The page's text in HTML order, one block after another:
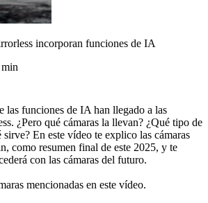
incorporan funciones de IA
las funciones de IA han llegado a las
¿Pero qué cámaras la llevan? ¿Qué tipo de
En este vídeo te explico las cámaras
como resumen final de este 2025, y te
con las cámaras del futuro.
mencionadas en este vídeo.